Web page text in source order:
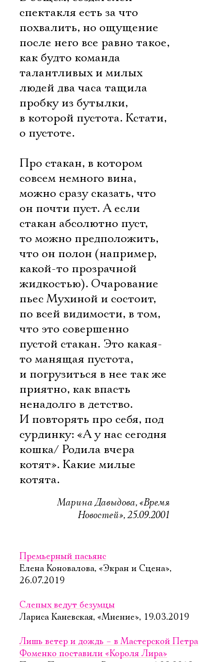
спектакля есть за что
похвалить, но ощущение
после него все равно такое,
как будто команда
талантливых и милых
людей два часа тащила
пробку из бутылки,
в которой пустота. Кстати,
о пустоте.
Про стакан, в котором
совсем немного вина,
можно сразу сказать, что
он почти пуст. А если
стакан абсолютно пуст,
то можно предположить,
что он полон (например,
какой-то прозрачной
жидкостью). Очарование
пьес Мухиной и состоит,
по всей видимости, в том,
что это совершенно
пустой стакан. Это какая-
то манящая пустота,
и погрузиться в нее так же
приятно, как впасть
ненадолго в детство.
И повторять про себя, под
сурдинку: «А у нас сегодня
кошка/ Родила вчера
котят». Какие милые
котята.
Марина Давыдова, «Время
Новостей», 25.09.2001
Премьерный пасьянс
Елена Коновалова, «Экран и Сцена»,
26.07.2019
Слепых ведут безумцы
Лариса Каневская, «Мнение», 19.03.2019
Лишь ветер и дождь – в Мастерской Петра
Фоменко поставили «Короля Лира»
Электропочта
Ознакомиться